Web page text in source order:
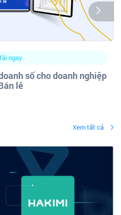
ngay
số cho doanh nghiệp
lẻ
Xem tất cả